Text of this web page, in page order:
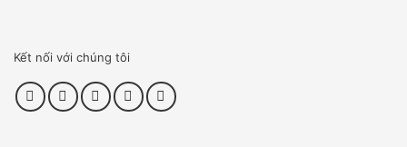
Kết nối với chúng tôi